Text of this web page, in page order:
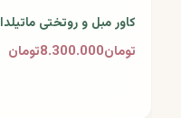
کاور مبل و روتختی ماتیلدا
تومان8.300.000تومان